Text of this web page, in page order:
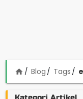
home Blog Tags